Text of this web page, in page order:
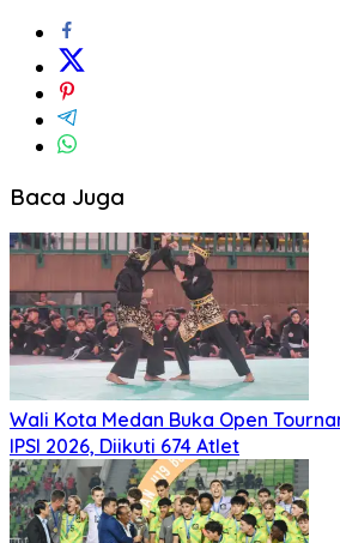
Baca Juga
Wali Kota Medan Buka Open
IPSI 2026, Diikuti 674 Atlet